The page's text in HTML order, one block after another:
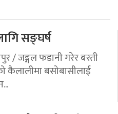
सङ्घर्ष
/ जङ्गल फडानी गरेर बस्ती
कैलालीमा बसोबासीलाई